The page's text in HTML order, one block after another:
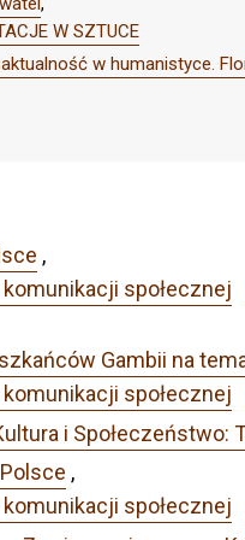
W SZTUCE
w humanistyce.
,
społecznej
Gambii na
społecznej
i Społeczeństwo:
,
społecznej